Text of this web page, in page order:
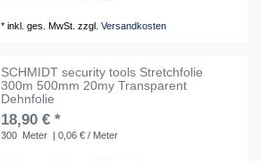
*inkl. ges. MwSt. zzgl.Versandkosten
SCHMIDT security tools Stretchfolie
300m 500mm 20my Transparent
Dehnfolie
18,90 € *
300 Meter | 0,06 € / Meter